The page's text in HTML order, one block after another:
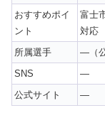
おすすめポイ
ント
富士
対応
所属選手
—（
SNS
—
公式サイト
—